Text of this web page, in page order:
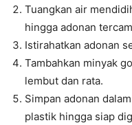
Tuangkan air
hingga adonan
Istirahatkan adonan
Tambahkan minyak
lembut dan rata.
Simpan adonan
plastik hingga siap